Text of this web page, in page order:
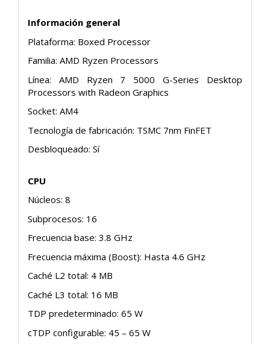
Información general
Plataforma: Boxed Processor
Familia: AMD Ryzen Processors
Línea: AMD Ryzen 7 5000 G-Series Desktop
Processors with Radeon Graphics
Socket: AM4
Tecnología de fabricación: TSMC 7nm FinFET
Desbloqueado: Sí
CPU
Núcleos: 8
Subprocesos: 16
Frecuencia base: 3.8 GHz
Frecuencia máxima (Boost): Hasta 4.6 GHz
Caché L2 total: 4 MB
Caché L3 total: 16 MB
TDP predeterminado: 65 W
cTDP configurable: 45 – 65 W